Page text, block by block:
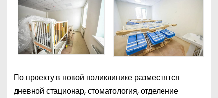
По проекту в новой поликлинике разместятся
дневной стационар, стоматология, отделение